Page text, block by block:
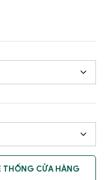
THỐNG CỬA HÀNG